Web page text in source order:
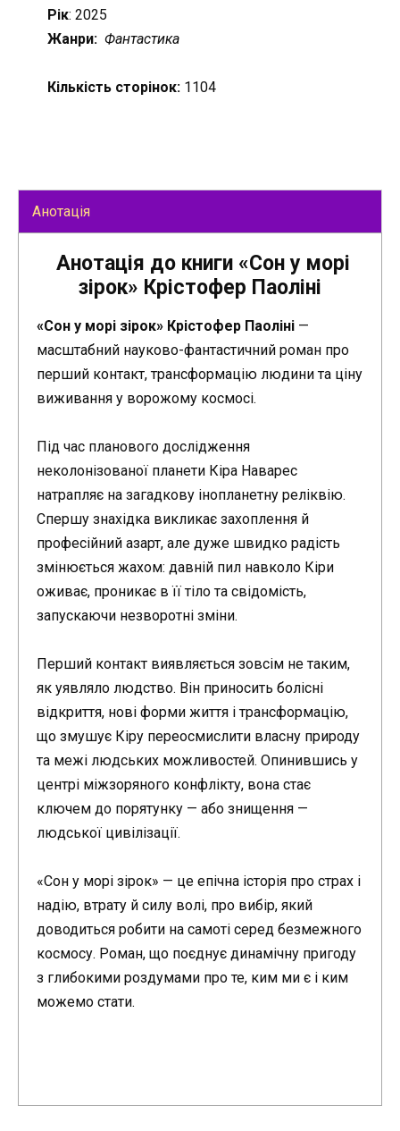
Рік: 2025
Жанри: Фантастика
Кількість сторінок:1104
Анотація
Анотація до книги «Сон у морі
зірок» Крістофер Паоліні
«Сон у морі зірок» Крістофер Паоліні —
масштабний науково-фантастичний роман про
перший контакт, трансформацію людини та ціну
виживання у ворожому космосі.
Під час планового дослідження
неколонізованої планети Кіра Наварес
натрапляє на загадкову інопланетну реліквію.
Спершу знахідка викликає захоплення й
професійний азарт, але дуже швидко радість
змінюється жахом: давній пил навколо Кіри
оживає, проникає в її тіло та свідомість,
запускаючи незворотні зміни.
Перший контакт виявляється зовсім не таким,
як уявляло людство. Він приносить болісні
відкриття, нові форми життя і трансформацію,
що змушує Кіру переосмислити власну природу
та межі людських можливостей. Опинившись у
центрі міжзоряного конфлікту, вона стає
ключем до порятунку — або знищення —
людської цивілізації.
«Сон у морі зірок» — це епічна історія про страх і
надію, втрату й силу волі, про вибір, який
доводиться робити на самоті серед безмежного
космосу. Роман, що поєднує динамічну пригоду
з глибокими роздумами про те, ким ми є і ким
можемо стати.